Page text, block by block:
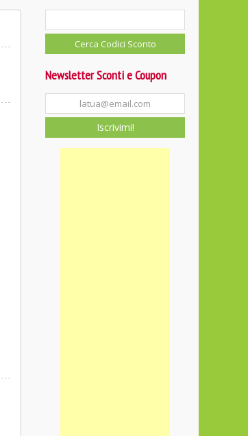
Newsletter Sconti e Coupon
Iscrivimi!